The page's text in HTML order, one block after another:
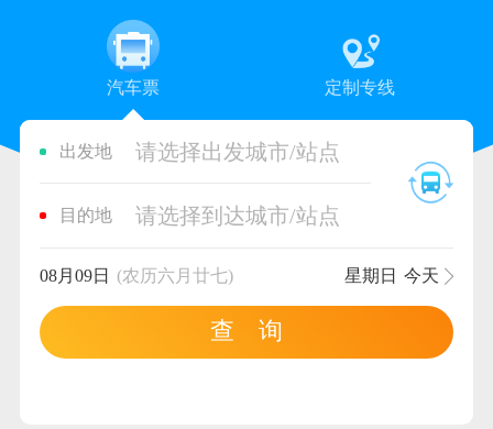
汽车票 定制专线
出发地 请选择出发城市/站点
目的地 请选择到达城市/站点
08月09日 (农历六月廿七) 星期日 今天
查 询